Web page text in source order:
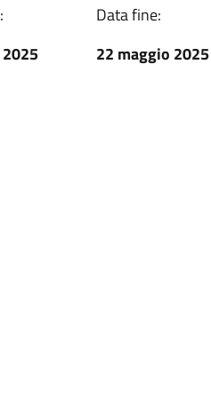
Data fine:
22 maggio 2025